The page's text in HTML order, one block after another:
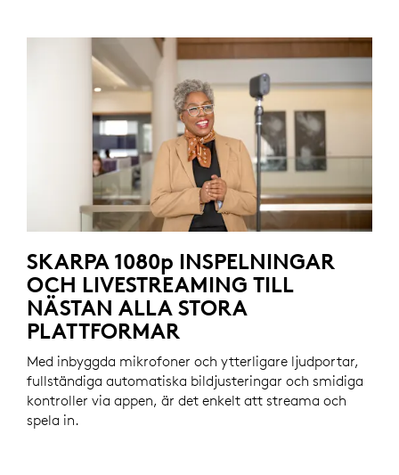
SKARPA 1080p INSPELNINGAR
OCH LIVESTREAMING TILL
NÄSTAN ALLA STORA
PLATTFORMAR
Med inbyggda mikrofoner och ytterligare ljudportar,
fullständiga automatiska bildjusteringar och smidiga
kontroller via appen, är det enkelt att streama och
spela in.